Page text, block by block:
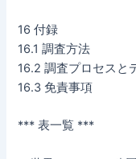
16 付録
16.1 調査方法
16.2 調査プロセスと
16.3 免責事項
*** 表一覧 ***